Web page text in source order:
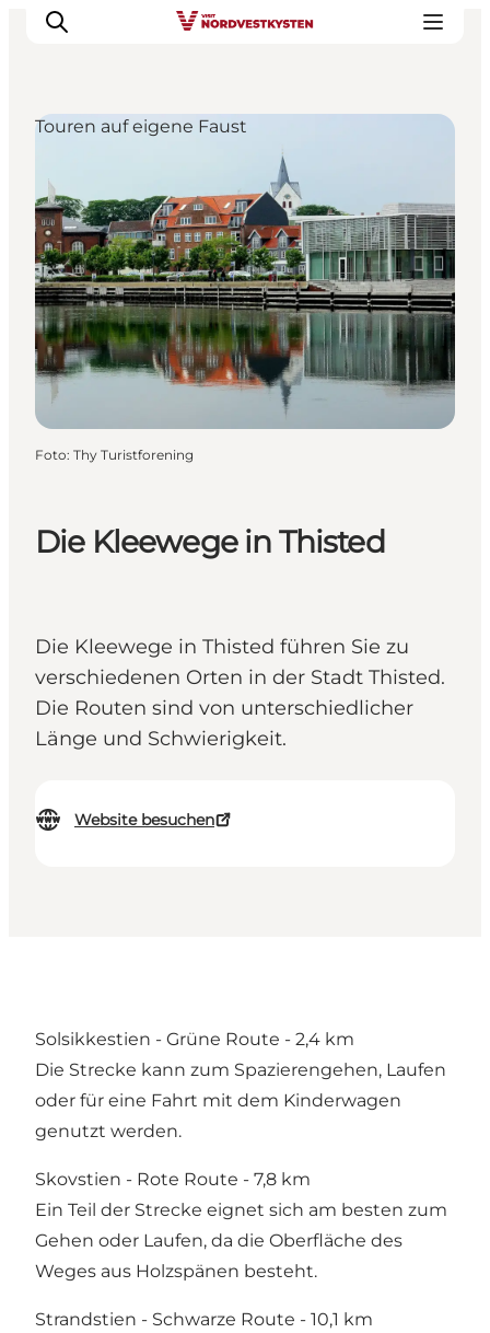
Urlaubsorte
Inspiration
Events
Unterkunft
Mach deine Urlaubsplanung
Die Kleewege in Thisted
Die Kleewege in Thisted führen Sie zu
verschiedenen Orten in der Stadt Thisted.
Die Routen sind von unterschiedlicher
Länge und Schwierigkeit.
Website besuchen
Touren auf eigene Faust
Foto: Thy Turistforening
Solsikkestien - Grüne Route - 2,4 km
Die Strecke kann zum Spazierengehen, Laufen
oder für eine Fahrt mit dem Kinderwagen
genutzt werden.
Skovstien - Rote Route - 7,8 km
Ein Teil der Strecke eignet sich am besten zum
Gehen oder Laufen, da die Oberfläche des
Weges aus Holzspänen besteht.
Strandstien - Schwarze Route - 10,1 km